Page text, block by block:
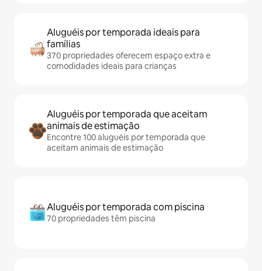
Aluguéis por temporada ideais para
famílias
370 propriedades oferecem espaço extra e
comodidades ideais para crianças
Aluguéis por temporada que aceitam
animais de estimação
Encontre 100 aluguéis por temporada que
aceitam animais de estimação
Aluguéis por temporada com piscina
70 propriedades têm piscina